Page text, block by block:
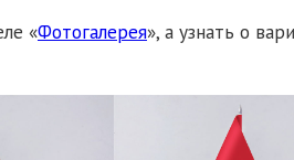
«Фотогалерея», а узнать о